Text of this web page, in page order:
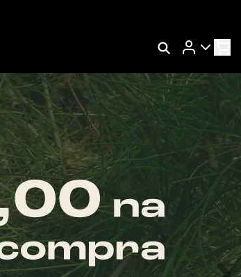
Rastrear Meu Pedido
Trocar Meu Pedido
Avaliar Meu Pedido
Entrar | Cadastrar